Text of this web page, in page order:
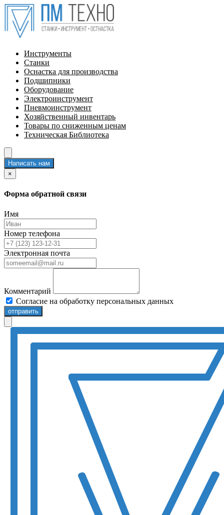
Инструменты
Станки
Оснастка для производства
Подшипники
Оборудование
Электроинструмент
Пневмоинструмент
Хозяйственный инвентарь
Товары по сниженным ценам
Техническая Библиотека
Написать нам
×
Форма обратной связи
Имя
Номер телефона
Электронная почта
Комментарий
Согласие на обработку персональных данных
отправить